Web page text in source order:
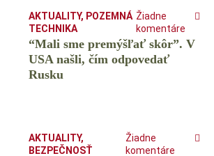
AKTUALITY, POZEMNÁ
TECHNIKA
Žiadne
komentáre
“Mali sme premýšľať skôr”. V
USA našli, čím odpovedať
Rusku
AKTUALITY,
BEZPEČNOSŤ
Žiadne
komentáre